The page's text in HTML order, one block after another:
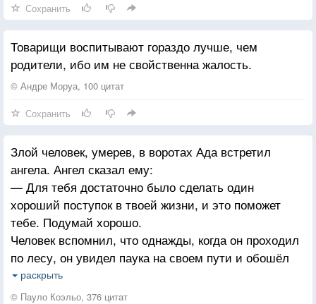
Сохранить
Товарищи воспитывают гораздо лучше, чем
родители, ибо им не свойственна жалость.
© Андре Моруа, 100 цитат
Сохранить
Злой человек, умерев, в воротах Ада встретил
ангела. Ангел сказал ему:
— Для тебя достаточно было сделать один
хороший поступок в твоей жизни, и это поможет
тебе. Подумай хорошо.
Человек вспомнил, что однажды, когда он проходил
по лесу, он увидел паука на своем пути и обошёл
его так, чтобы не раздавить.
Ангел улыбнулся, и с неба спустилась паутина,
раскрыть
© Пауло Коэльо, 376 цитат